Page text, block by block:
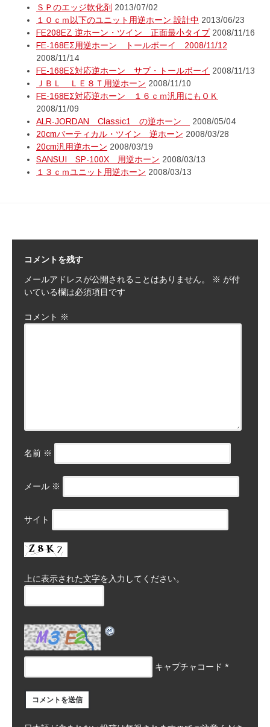
ＳＰのエッジ軟化剤 2013/07/02
１０ｃｍ以下のユニット用逆ホーン 設計中 2013/06/23
FE208EZ 逆ホーン・ツイン 正面最小タイプ2008/11/16
FE-168EΣ用逆ホーン トールボーイ 2008/11/12
2008/11/14
FE-168EΣ対応逆ホーン サブ・トールボーイ 2008/11/13
ＪＢＬ ＬＥ８Ｔ用逆ホーン 2008/11/10
FE-168EΣ対応逆ホーン １６ｃｍ汎用にもＯＫ
2008/11/09
ALR-JORDAN Classic1 の逆ホーン
2008/05/04
20cmバーティカル・ツイン 逆ホーン 2008/03/28
20cm汎用逆ホーン 2008/03/19
SANSUI SP-100X 用逆ホーン 2008/03/13
１３ｃｍユニット用逆ホーン 2008/03/13
コメントを残す
メールアドレスが公開されることはありません。 ※ が付
いている欄は必須項目です
コメント ※
名前 ※
メール ※
サイト
上に表示された文字を入力してください。
キャプチャコード *